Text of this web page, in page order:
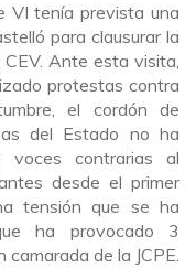
VI tenía prevista una
para clausurar la
Ante esta visita,
protestas contra
el cordón de
del Estado no ha
voces contrarias al
desde el primer
tensión que se ha
ha provocado 3
de la JCPE.